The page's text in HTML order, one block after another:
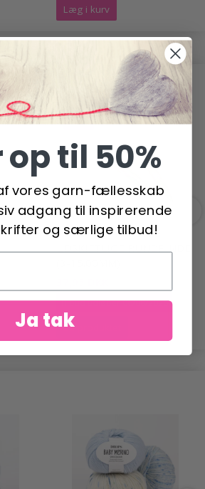
Læg i kurv
-21%
KNITPRO SYMFONIE
Tilbud udløber 06/08/2026
Se produktet
op til 50%
vores garn-fællesskab
adgang til inspirerende
og særlige tilbud!
Ja tak